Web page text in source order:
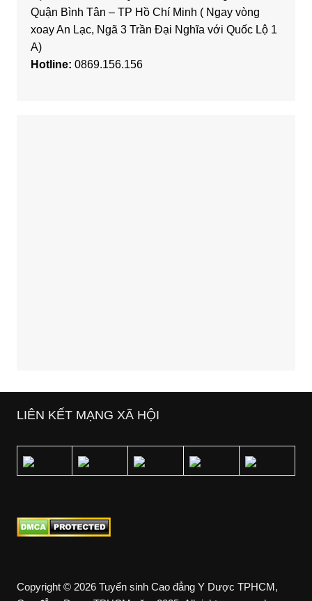
Quận Bình Tân – TP Hồ Chí Minh ( Ngay vòng
xoay An Lạc, Ngã 3 Trần Đại Nghĩa với Quốc Lộ 1
A)
Hotline: 0869.156.156
LIÊN KẾT MẠNG XÃ HỘI
Copyright © 2026 Tuyển sinh Cao đẳng Y Dược TPHCM,